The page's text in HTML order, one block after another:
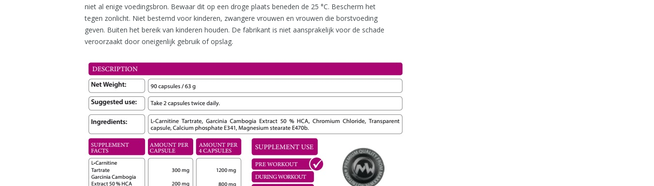
niet al enige voedingsbron. Bewaar dit op een droge plaats beneden de 25 °C. Bescherm het
tegen zonlicht. Niet bestemd voor kinderen, zwangere vrouwen en vrouwen die borstvoeding
geven. Buiten het bereik van kinderen houden. De fabrikant is niet aansprakelijk voor de schade
veroorzaakt door oneigenlijk gebruik of opslag.